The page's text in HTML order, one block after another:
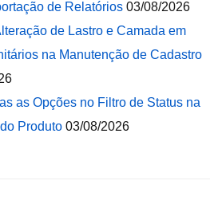
de Relatórios 03/08/2026
de Lastro e Camada em
na Manutenção de Cadastro
as Opções no Filtro de Status na
Produto 03/08/2026